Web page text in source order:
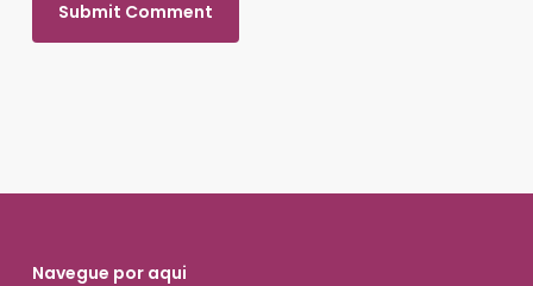
Navegue por aqui